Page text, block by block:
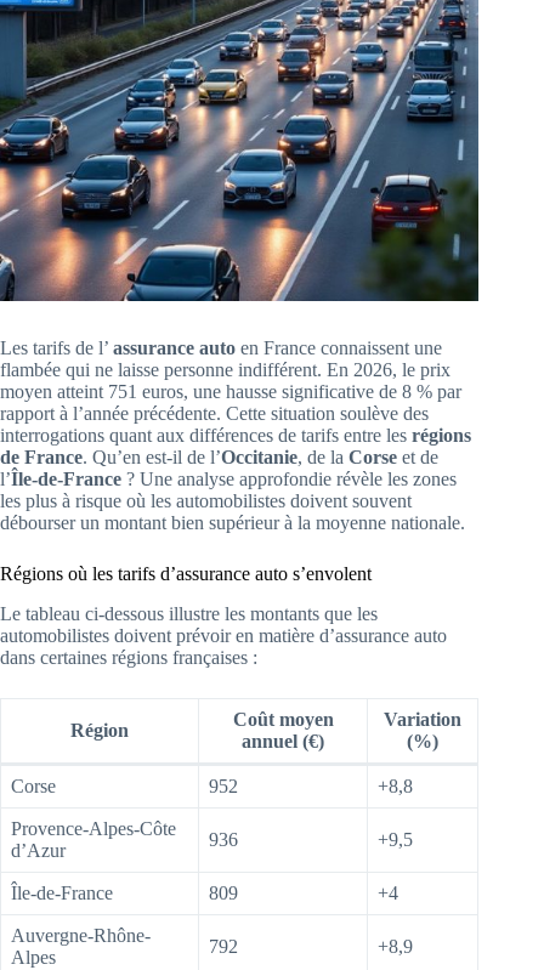
Les tarifs de l’ assurance auto en France connaissent une
flambée qui ne laisse personne indifférent. En 2026, le prix
moyen atteint 751 euros, une hausse significative de 8 % par
rapport à l’année précédente. Cette situation soulève des
interrogations quant aux différences de tarifs entre les régions
de France. Qu’en est-il de l’Occitanie, de la Corse et de
l’Île-de-France ? Une analyse approfondie révèle les zones
les plus à risque où les automobilistes doivent souvent
débourser un montant bien supérieur à la moyenne nationale.
Régions où les tarifs d’assurance auto s’envolent
Le tableau ci-dessous illustre les montants que les
automobilistes doivent prévoir en matière d’assurance auto
dans certaines régions françaises :
Région
Coût moyen
annuel (€)
Variation
(%)
Corse 952 +8,8
Provence-Alpes-Côte
d’Azur
936 +9,5
Île-de-France 809 +4
Auvergne-Rhône-
Alpes
792 +8,9